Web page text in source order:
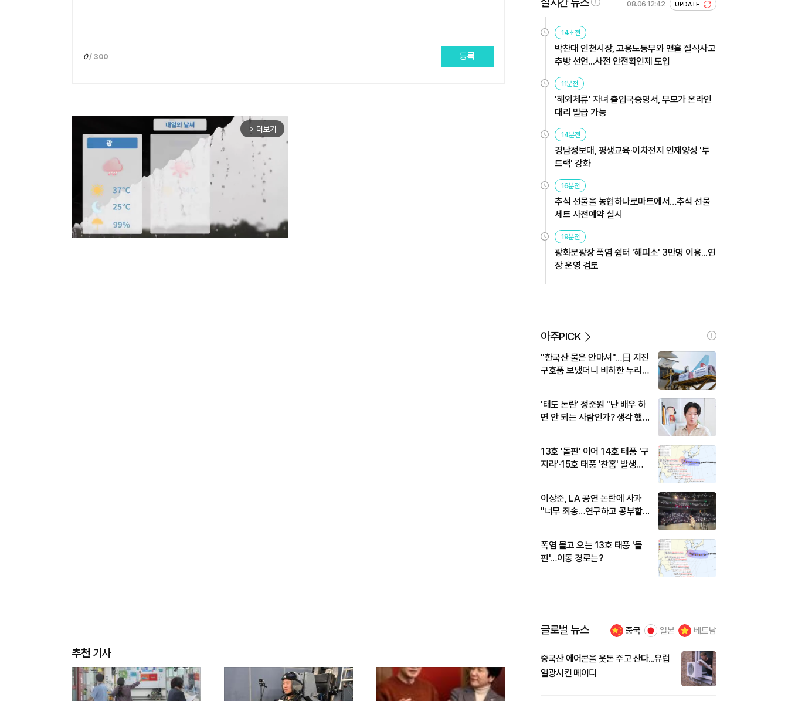
0/ 300 등록
arrow_forward_ios 더보기
추천기사
08.06 12:42 UPDATE
14초전
박찬대 인천시장, 고용노동부와 맨홀 질식사고
추방 선언...사전 안전확인제 도입
11분전
'해외체류' 자녀 출입국증명서, 부모가 온라인
대리 발급 가능
14분전
경남정보대, 평생교육·이차전지 인재양성 '투
트랙' 강화
16분전
추석 선물을 농협하나로마트에서…추석 선물
세트 사전예약 실시
19분전
광화문광장 폭염 쉼터 '해피소' 3만명 이용...연
장 운영 검토
아주PICK
"한국산 물은 안마셔"…日 지진
구호품 보냈더니 비하한 누리
'태도 논란' 정준원 "난 배우 하
면 안 되는 사람인가? 생각 했
13호 '돌핀' 이어 14호 태풍 '구
지라'·15호 태풍 '찬홈' 발생…
이상준, LA 공연 논란에 사과
"너무 죄송…연구하고 공부할
폭염 몰고 오는 13호 태풍 '돌
핀'…이동 경로는?
글로벌 뉴스 중국 일본 베트남
중국산 에어콘을 웃돈 주고 산다...유럽
열광시킨 메이디